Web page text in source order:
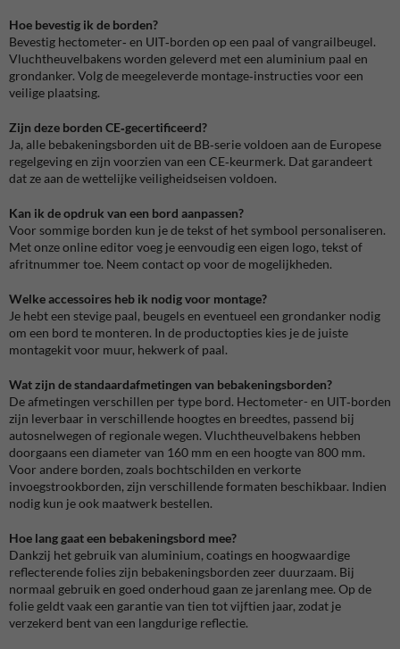
Hoe bevestig ik de borden?
Bevestig hectometer‑ en UIT‑borden op een paal of vangrailbeugel.
Vluchtheuvelbakens worden geleverd met een aluminium paal en
grondanker. Volg de meegeleverde montage‑instructies voor een
veilige plaatsing.
Zijn deze borden CE‑gecertificeerd?
Ja, alle bebakeningsborden uit de BB‑serie voldoen aan de Europese
regelgeving en zijn voorzien van een CE‑keurmerk. Dat garandeert
dat ze aan de wettelijke veiligheidseisen voldoen.
Kan ik de opdruk van een bord aanpassen?
Voor sommige borden kun je de tekst of het symbool personaliseren.
Met onze online editor voeg je eenvoudig een eigen logo, tekst of
afritnummer toe. Neem contact op voor de mogelijkheden.
Welke accessoires heb ik nodig voor montage?
Je hebt een stevige paal, beugels en eventueel een grondanker nodig
om een bord te monteren. In de productopties kies je de juiste
montagekit voor muur, hekwerk of paal.
Wat zijn de standaardafmetingen van bebakeningsborden?
De afmetingen verschillen per type bord. Hectometer- en UIT‑borden
zijn leverbaar in verschillende hoogtes en breedtes, passend bij
autosnelwegen of regionale wegen. Vluchtheuvelbakens hebben
doorgaans een diameter van 160 mm en een hoogte van 800 mm.
Voor andere borden, zoals bochtschilden en verkorte
invoegstrookborden, zijn verschillende formaten beschikbaar. Indien
nodig kun je ook maatwerk bestellen.
Hoe lang gaat een bebakeningsbord mee?
Dankzij het gebruik van aluminium, coatings en hoogwaardige
reflecterende folies zijn bebakeningsborden zeer duurzaam. Bij
normaal gebruik en goed onderhoud gaan ze jarenlang mee. Op de
folie geldt vaak een garantie van tien tot vijftien jaar, zodat je
verzekerd bent van een langdurige reflectie.